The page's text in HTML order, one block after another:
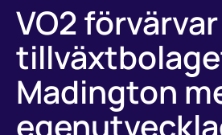
VO2 förvärvar
Madington